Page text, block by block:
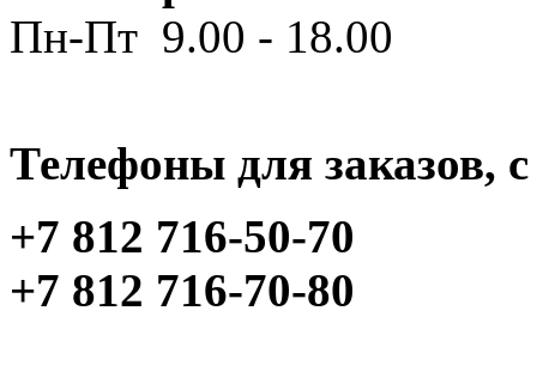
Пн-Пт 9.00 - 18.00
Телефоны для заказов,
+7 812 716-50-70
+7 812 716-70-80